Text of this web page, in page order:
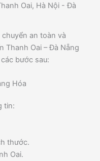
Oai, Hà Nội - Đà
an toàn và
Thanh Oai – Đà Nẵng
bước sau:
Hóa
tin:
thước.
Oai.